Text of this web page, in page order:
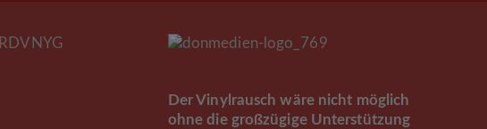
Der Vinylrausch wäre nicht möglich
ohne die großzügige Unterstützung